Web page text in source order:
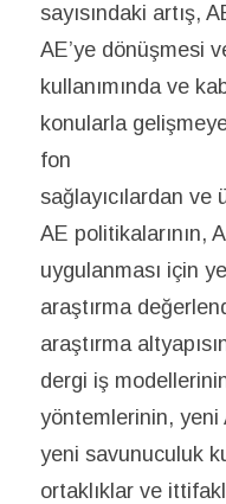
sayısındaki artış,
AE’ye dönüşmesi
kullanımında ve
konularla
fon
sağlayıcılardan
AE politikalarının,
uygulanması için
araştırma
araştırma
dergi iş
yöntemlerinin, yeni
yeni savunuculuk
ortaklıklar ve